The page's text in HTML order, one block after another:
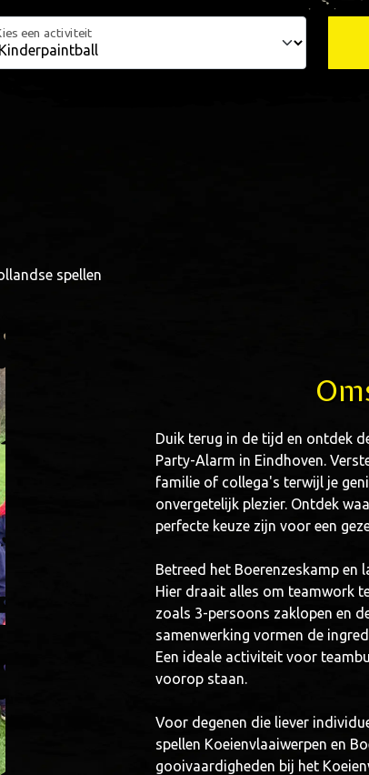
een activiteit
spellen
Duik terug in de tijd en ontdek
Party-Alarm in Eindhoven.
familie of collega's terwijl je
onvergetelijk plezier. Ontdek
perfecte keuze zijn voor een
Betreed het Boerenzeskamp
Hier draait alles om teamwork
zoals 3-persoons zaklopen en
samenwerking vormen de
Een ideale activiteit voor
voorop staan.
Voor degenen die liever
spellen Koeienvlaaiwerpen en
gooivaardigheden bij het